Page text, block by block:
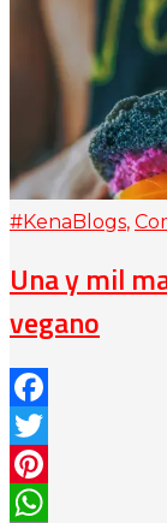
#KenaBlogs,
Una y mil
vegano
Facebook
Twitter
Pinterest